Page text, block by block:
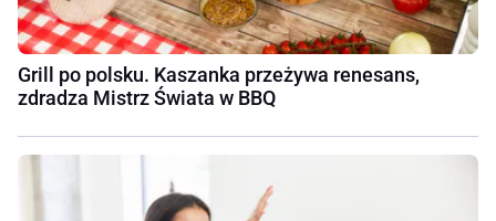
Grill po polsku. Kaszanka przeżywa renesans,
zdradza Mistrz Świata w BBQ